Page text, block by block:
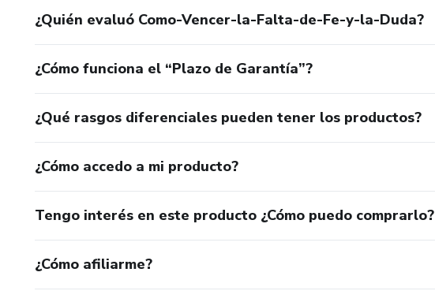
¿Quién evaluó Como-Vencer-la-Falta-de-Fe-y-la-Duda?
¿Cómo funciona el “Plazo de Garantía”?
¿Qué rasgos diferenciales pueden tener los productos?
¿Cómo accedo a mi producto?
Tengo interés en este producto ¿Cómo puedo comprarlo?
¿Cómo afiliarme?